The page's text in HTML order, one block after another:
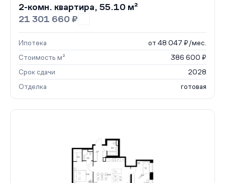
2-комн. квартира, 55.10 м²
21 301 660 ₽
Ипотека
от 48 047 ₽/мес.
Стоимость м²
386 600 ₽
Срок сдачи
2028
Отделка
готовая